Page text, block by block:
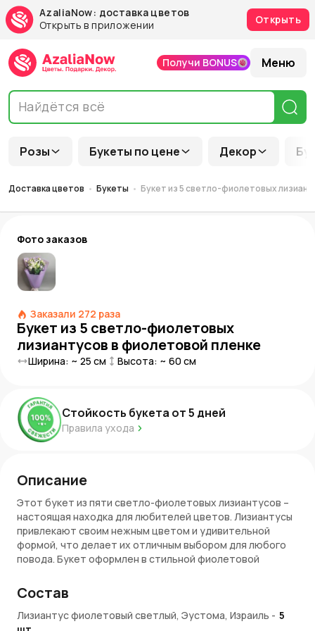
AzaliaNow: доставка цветов
Открыть в приложении
Открыть
Розы Букеты по цене Декор
Получи BONUS Меню
Доставка цветов Букеты Букет из 5 светло-фиолетовых
Фото заказов
Заказали 272 раза
Букет из 5 светло-фиолетовых
лизиантусов в фиолетовой пленке
Ширина: ~ 25 см Высота: ~ 60 см
Стойкость букета от5 дней
Правила ухода
Описание
Этот букет из пяти светло-фиолетовых лизиантусов –
настоящая находка для любителей цветов. Лизиантусы
привлекают своим нежным цветом и удивительной
формой, что делает их отличным выбором для любого
повода. Букет оформлен в стильной фиолетовой
оригинальность. Такой букет станет прекрасным
подарком для друзей, родных или коллег.
Преимущества букета
Состав
Лизиантус фиолетовый светлый, Эустома, Израиль - 5